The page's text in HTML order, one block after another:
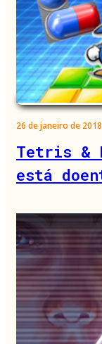
26 de janeiro de 2018
Tetris &
está